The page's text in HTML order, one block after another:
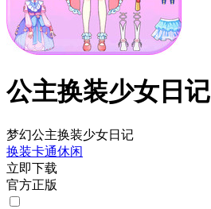
公主换装少女日记
梦幻公主换装少女日记
换装卡通休闲
立即下载
官方正版